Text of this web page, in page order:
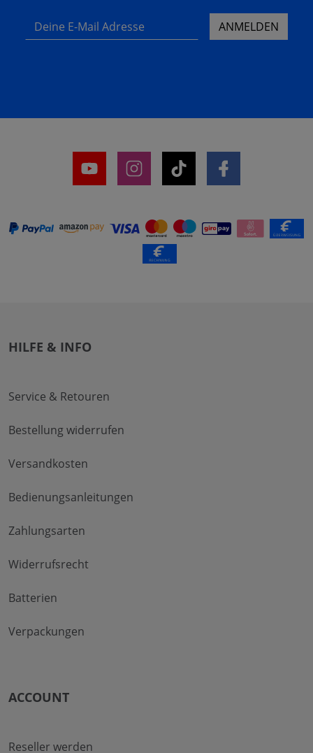
Deine E-Mail Adresse ANMELDEN
HILFE & INFO
Service & Retouren
Bestellung widerrufen
Versandkosten
Bedienungsanleitungen
Zahlungsarten
Widerrufsrecht
Batterien
Verpackungen
ACCOUNT
Reseller werden